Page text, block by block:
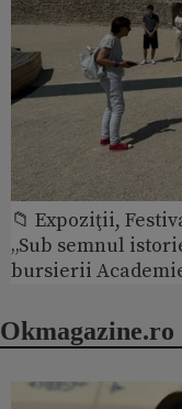
📁 Expoziţii,
„Sub semnul
bursierii
Okmagazine.ro